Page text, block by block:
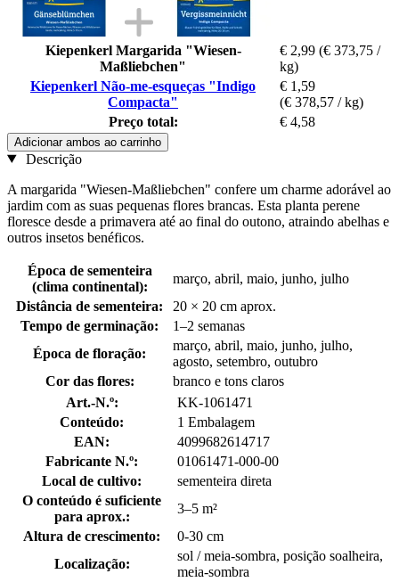
Kiepenkerl Margarida "Wiesen-
Maßliebchen"
€ 2,99 (€ 373,75 /
kg)
Kiepenkerl Não-me-esqueças "Indigo
Compacta"
€ 1,59
(€ 378,57 / kg)
Preço total:
€ 4,58
Adicionar ambos ao carrinho
Descrição
A margarida "Wiesen-Maßliebchen" confere um charme adorável ao
jardim com as suas pequenas flores brancas. Esta planta perene
floresce desde a primavera até ao final do outono, atraindo abelhas e
outros insetos benéficos.
Época de sementeira
(clima continental):
março, abril, maio, junho, julho
Distância de sementeira:
20 × 20 cm aprox.
Tempo de germinação:
1–2 semanas
Época de floração:
março, abril, maio, junho, julho,
agosto, setembro, outubro
Cor das flores:
branco e tons claros
Art.-N.º:
KK-1061471
Conteúdo:
1 Embalagem
EAN:
4099682614717
Fabricante N.º:
01061471-000-00
Local de cultivo:
sementeira direta
O conteúdo é suficiente
para aprox.:
3–5 m²
Altura de crescimento:
0-30 cm
Localização:
sol / meia-sombra, posição soalheira,
meia-sombra